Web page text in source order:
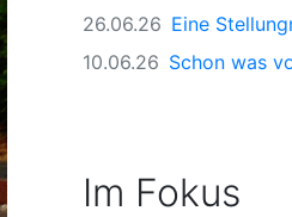
26.06.26 Eine
10.06.26 Schon was
Im Fokus